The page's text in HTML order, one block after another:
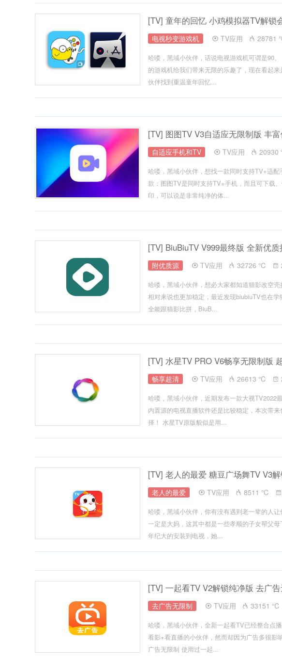
[TV] 童年的回忆 小鸡模拟器TV解锁
电视秒变游戏机 TV应用
哈喽，黑域小伙伴，话说电视游戏机可谓是90
的游戏机给我们带来无限的乐趣了，现在看起
伙伴找到重温童年回忆...
[TV] 图图TV V3自适应无限制版 丰
自适应手机和TV TV应用
哈喽，黑域小伙伴，想找一款同时支持TV+适
款：图图TV是同时支持TV+手机，而且可下载
印，可以说是非常纯净的体...
[TV] BiuBiuTV V999最终版 全新优
附优质源 TV应用 32726 ℃
哈喽，黑域小伙伴，想必大家都知道猫影改空
相对来说也更加稳定，最近发现biubiuTV也在
全能跟猫影比拼，BiuB...
[TV] 水星TV PRO V6畅享无限制版
畅享超清 TV应用 26613 ℃
哈喽，黑域小伙伴，近期发布一款大视TV2022
内置源的电视直播软件还是比较稳定，本次带
择！ 水星TV原版貌似是用...
[TV] 老人的最爱 糖豆广场舞TV V3
老人的最爱 TV应用 8511 ℃
哈喽，黑域小伙伴，你有没有遇到老一辈的人
一定是大妈，这其中都是一些孝顺的子女帮父
年纪大的安装到电视，她...
[TV] 一起看TV V2解锁纯净版 去广
去广告无限制 TV应用 33151 ℃
哈喽，黑域小伙伴，全新一起看TV已经整合点
看影+看直播的小伙伴，然而却因为广告多很
广告无限制 使用过一起...